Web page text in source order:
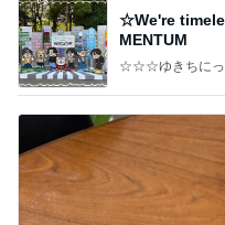
☆We're
MENTUM
☆☆☆ゆきちに